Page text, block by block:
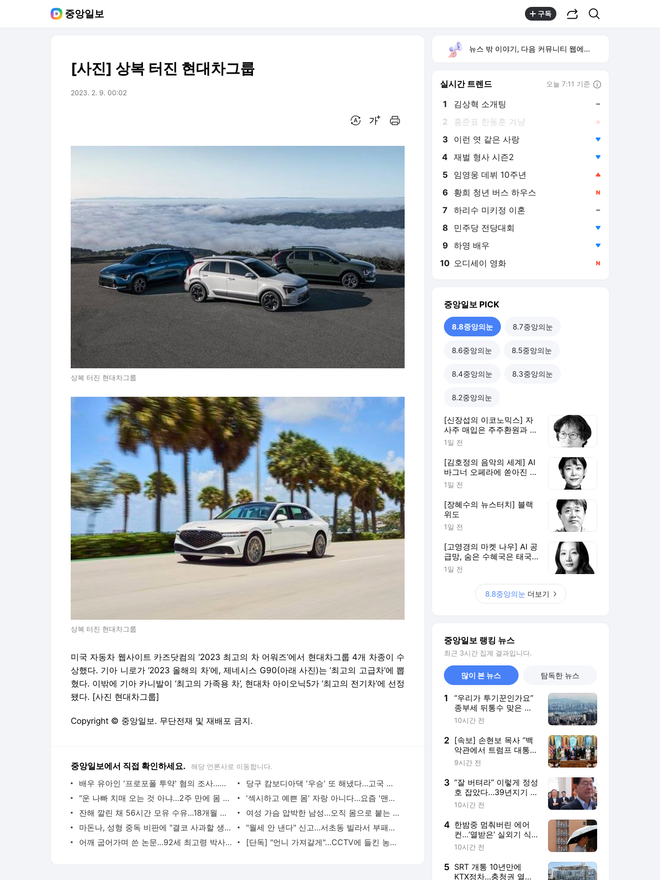
중앙일보 구독
[사진] 상복 터진 현대차그룹
2023. 2. 9. 00:02
상복 터진 현대차그룹
상복 터진 현대차그룹
미국 자동차 웹사이트 카즈닷컴의 ‘2023 최고의 차 어워즈’에서 현대차그룹 4개 차종이 수
상했다. 기아 니로가 ‘2023 올해의 차’에, 제네시스 G90(아래 사진)는 ‘최고의 고급차’에 뽑
혔다. 이밖에 기아 카니발이 ‘최고의 가족용 차’, 현대차 아이오닉5가 ‘최고의 전기차’에 선정
됐다. [사진 현대차그룹]
Copyright © 중앙일보. 무단전재 및 재배포 금지.
중앙일보에서 직접 확인하세요. 해당 언론사로 이동합니다.
배우 유아인 '프로포폴 투약' 혐의 조사…현재 출국 금지 상태 | 중앙일보
당구 캄보디아댁 '우승' 또 해냈다…고국 위해 준비 중이라는 일 | 중앙일보
"운 나빠 치매 오는 것 아냐…2주 만에 몸 바꾸는 비법 있다" | 중앙일보
'섹시하고 예쁜 몸' 자랑 아니다…요즘 '맨몸 예능' 뜨는 이유 [양성희의 퍼스펙티브] | 중앙일보
잔해 깔린 채 56시간 모유 수유…18개월 아기 살린 엄마의 힘 | 중앙일보
여성 가슴 압박한 남성…오직 몸으로 붙는 한국 예능, 전세계 통했다 | 중앙일보
마돈나, 성형 중독 비판에 "결코 사과할 생각 없어" | 중앙일보
"월세 안 낸다" 신고…서초동 빌라서 부패한 남녀 시신 발견 | 중앙일보
어깨 굽어가며 쓴 논문…92세 최고령 박사 "정신연령은 어려요" | 중앙일보
[단독] "언니 가져갈게"…CCTV에 들킨 농협마트 직원들의 배신 | 중앙일보
뉴스 밖 이야기, 다음 커뮤니티 웹에서 보기
실시간 트렌드 오늘 7:11 기준
1 김상혁 소개팅
2 홍준표 한동훈 겨냥
3 이런 엿 같은 사랑
4 재벌 형사 시즌2
5 임영웅 데뷔 10주년
6 황희 청년 버스 하우스
7 하리수 미키정 이혼
8 민주당 전당대회
9 하영 배우
10 오디세이 영화
중앙일보 PICK
8.8중앙의눈 8.7중앙의눈
8.6중앙의눈 8.5중앙의눈
8.4중앙의눈 8.3중앙의눈
8.2중앙의눈
[신장섭의 이코노믹스] 자
사주 매입은 주주환원과 무
관, 단기 투기 부추길 뿐
1일 전
[김호정의 음악의 세계] AI
바그너 오페라에 쏟아진 야
유
1일 전
[장혜수의 뉴스터치] 블랙
위도
1일 전
[고영경의 마켓 나우] AI 공
급망, 숨은 수혜국은 태국·
말레이시아
1일 전
8.8중앙의눈 더보기
중앙일보 랭킹 뉴스
최근 3시간 집계 결과입니다.
많이 본 뉴스 탐독한 뉴스
1
“우리가 투기꾼인가요”
종부세 뒤통수 맞은 부
부 공동명의 [안장원의
10시간 전
2 [속보] 손현보 목사 “백
악관에서 트럼프 대통령
접견”
9시간 전
3 “잘 버텨라” 이렇게 정성
호 잡았다…39년지기 李
대통령의 진심
10시간 전
4 한밤중 멈춰버린 에어
컨…‘열받은’ 실외기 식
히는 4가지 방법
10시간 전
5 SRT 개통 10년만에
KTX정차…충청권 열차·